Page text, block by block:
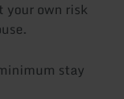
your own risk
stay